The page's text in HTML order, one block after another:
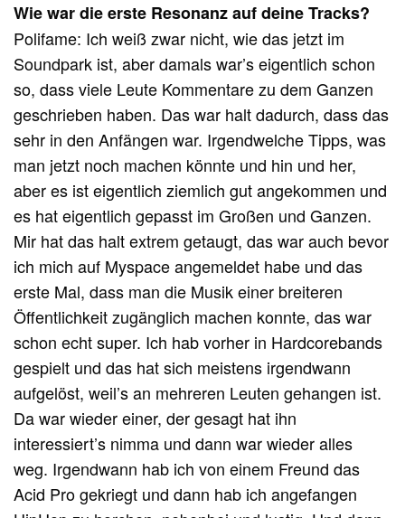
Wie war die erste Resonanz auf deine Tracks?
Polifame: Ich weiß zwar nicht, wie das jetzt im
Soundpark ist, aber damals war’s eigentlich schon
so, dass viele Leute Kommentare zu dem Ganzen
geschrieben haben. Das war halt dadurch, dass das
sehr in den Anfängen war. Irgendwelche Tipps, was
man jetzt noch machen könnte und hin und her,
aber es ist eigentlich ziemlich gut angekommen und
es hat eigentlich gepasst im Großen und Ganzen.
Mir hat das halt extrem getaugt, das war auch bevor
ich mich auf Myspace angemeldet habe und das
erste Mal, dass man die Musik einer breiteren
Öffentlichkeit zugänglich machen konnte, das war
schon echt super. Ich hab vorher in Hardcorebands
gespielt und das hat sich meistens irgendwann
aufgelöst, weil’s an mehreren Leuten gehangen ist.
Da war wieder einer, der gesagt hat ihn
interessiert’s nimma und dann war wieder alles
weg. Irgendwann hab ich von einem Freund das
Acid Pro gekriegt und dann hab ich angefangen